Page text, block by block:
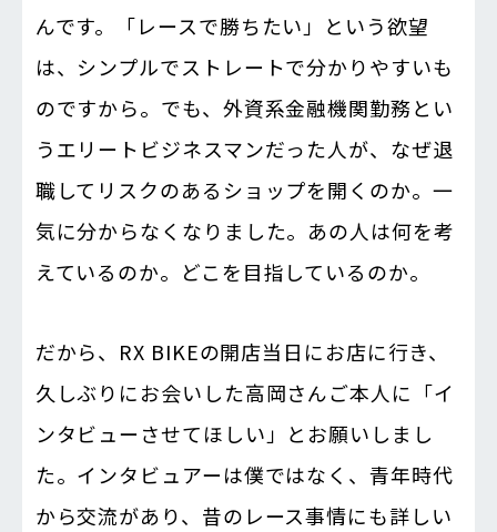
んです。「レースで勝ちたい」という欲望
は、シンプルでストレートで分かりやすいも
のですから。でも、外資系金融機関勤務とい
うエリートビジネスマンだった人が、なぜ退
職してリスクのあるショップを開くのか。一
気に分からなくなりました。あの人は何を考
えているのか。どこを目指しているのか。
だから、RX BIKEの開店当日にお店に行き、
久しぶりにお会いした高岡さんご本人に「イ
ンタビューさせてほしい」とお願いしまし
た。インタビュアーは僕ではなく、青年時代
から交流があり、昔のレース事情にも詳しい